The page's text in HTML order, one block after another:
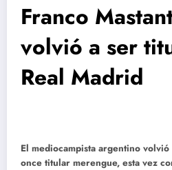
Franco
volvió a ser
Real Madrid
El mediocampista argentino
once titular merengue, esta vez